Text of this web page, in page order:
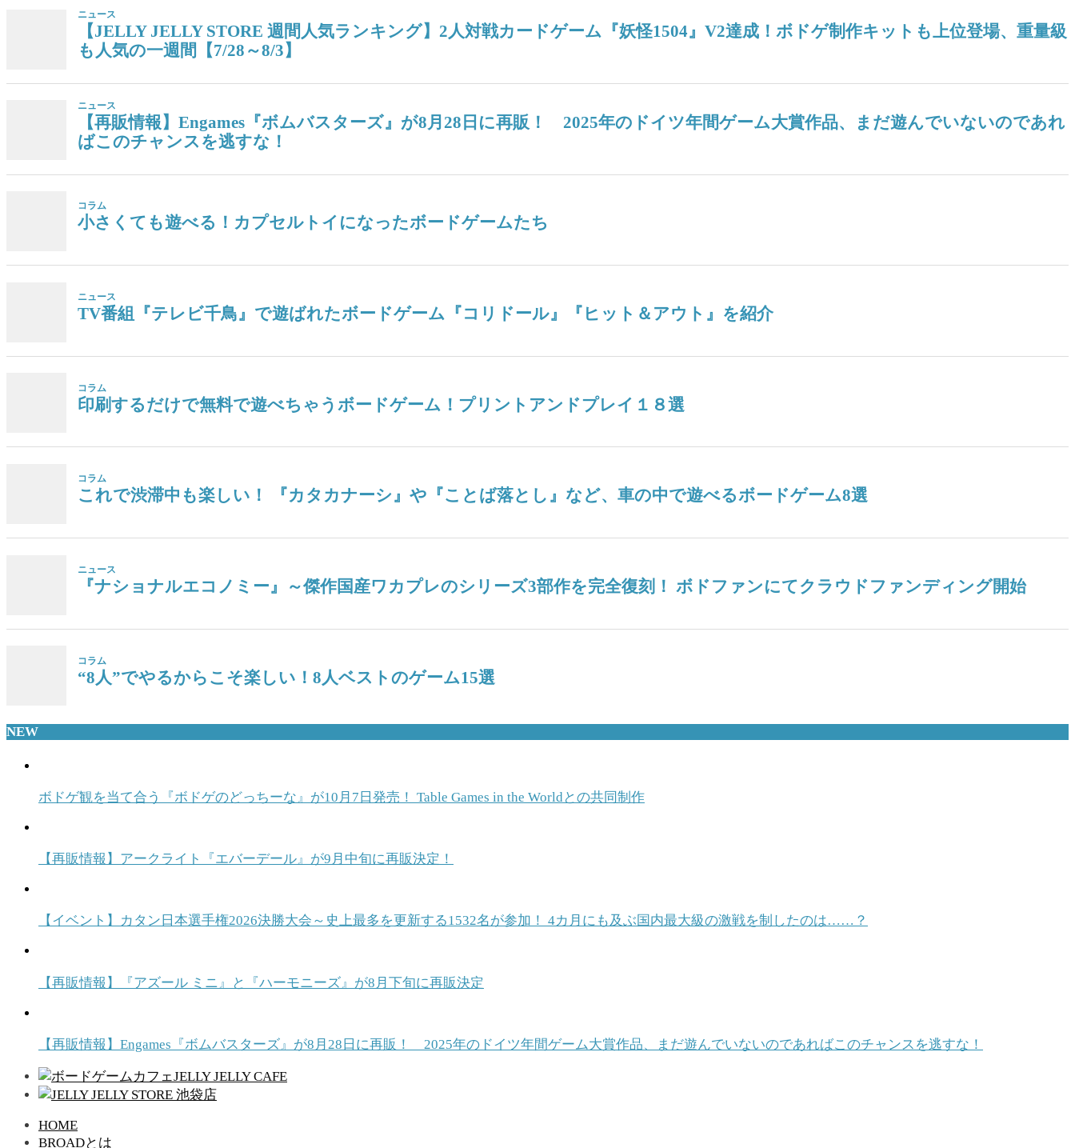
ニュース
【JELLY JELLY STORE 週間人気ランキング】2人対戦カードゲーム『妖怪1504』V2達成！ボドゲ制作キットも上位登場、重量級
も人気の一週間【7/28～8/3】
ニュース
【再販情報】Engames『ボムバスターズ』が8月28日に再販！ 2025年のドイツ年間ゲーム大賞作品、まだ遊んでいないのであれ
ばこのチャンスを逃すな！
コラム
小さくても遊べる！カプセルトイになったボードゲームたち
ニュース
TV番組『テレビ千鳥』で遊ばれたボードゲーム『コリドール』『ヒット＆アウト』を紹介
コラム
印刷するだけで無料で遊べちゃうボードゲーム！プリントアンドプレイ１８選
コラム
これで渋滞中も楽しい！ 『カタカナーシ』や『ことば落とし』など、車の中で遊べるボードゲーム8選
ニュース
『ナショナルエコノミー』～傑作国産ワカプレのシリーズ3部作を完全復刻！ ボドファンにてクラウドファンディング開始
コラム
“8人”でやるからこそ楽しい！8人ベストのゲーム15選
NEW
ボドゲ観を当て合う『ボドゲのどっちーな』が10月7日発売！ Table Games in the Worldとの共同制作
【再販情報】アークライト『エバーデール』が9月中旬に再販決定！
【イベント】カタン日本選手権2026決勝大会～史上最多を更新する1532名が参加！ 4カ月にも及ぶ国内最大級の激戦を制したのは……？
【再販情報】『アズール ミニ』と『ハーモニーズ』が8月下旬に再販決定
【再販情報】Engames『ボムバスターズ』が8月28日に再販！ 2025年のドイツ年間ゲーム大賞作品、まだ遊んでいないのであればこのチャンスを逃すな！
HOME
BROADとは